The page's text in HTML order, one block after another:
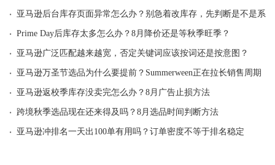
· 亚马逊后台库存页面异常怎么办？别急着改库存，先判断是不是系
· Prime Day后库存太多怎么办？8月降价还是等秋季旺季？
· 亚马逊广泛匹配越来越宽，否定关键词应该按词还是按意图？
· 亚马逊万圣节选品为什么要提前？Summerween正在拉长销售周期
· 亚马逊返校季库存没卖完怎么办？8月广告止损方法
· 跨境秋季选品现在还来得及吗？8月选品时间判断方法
· 亚马逊冲排名一天出100单有用吗？订单密度不等于排名稳定